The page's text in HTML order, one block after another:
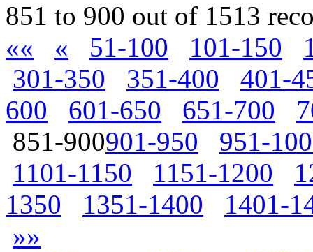
851 to 900 out of 1513
««
« 51-100 101-150
301-350
351-400
401-
600
601-650 651-700
851-900901-950
951-
1101-1150
1151-1200
1350
1351-1400
1401-
»»